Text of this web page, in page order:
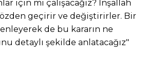
için mi çalışacağız? İnşallah
geçirir ve değiştirirler. Bir
de bu kararın ne
detaylı şekilde anlatacağız"